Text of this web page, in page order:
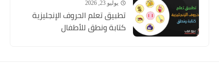
يوليو 23, 2026
تطبيق تعلم الحروف الإنجليزية
كتابة ونطق للأطفال